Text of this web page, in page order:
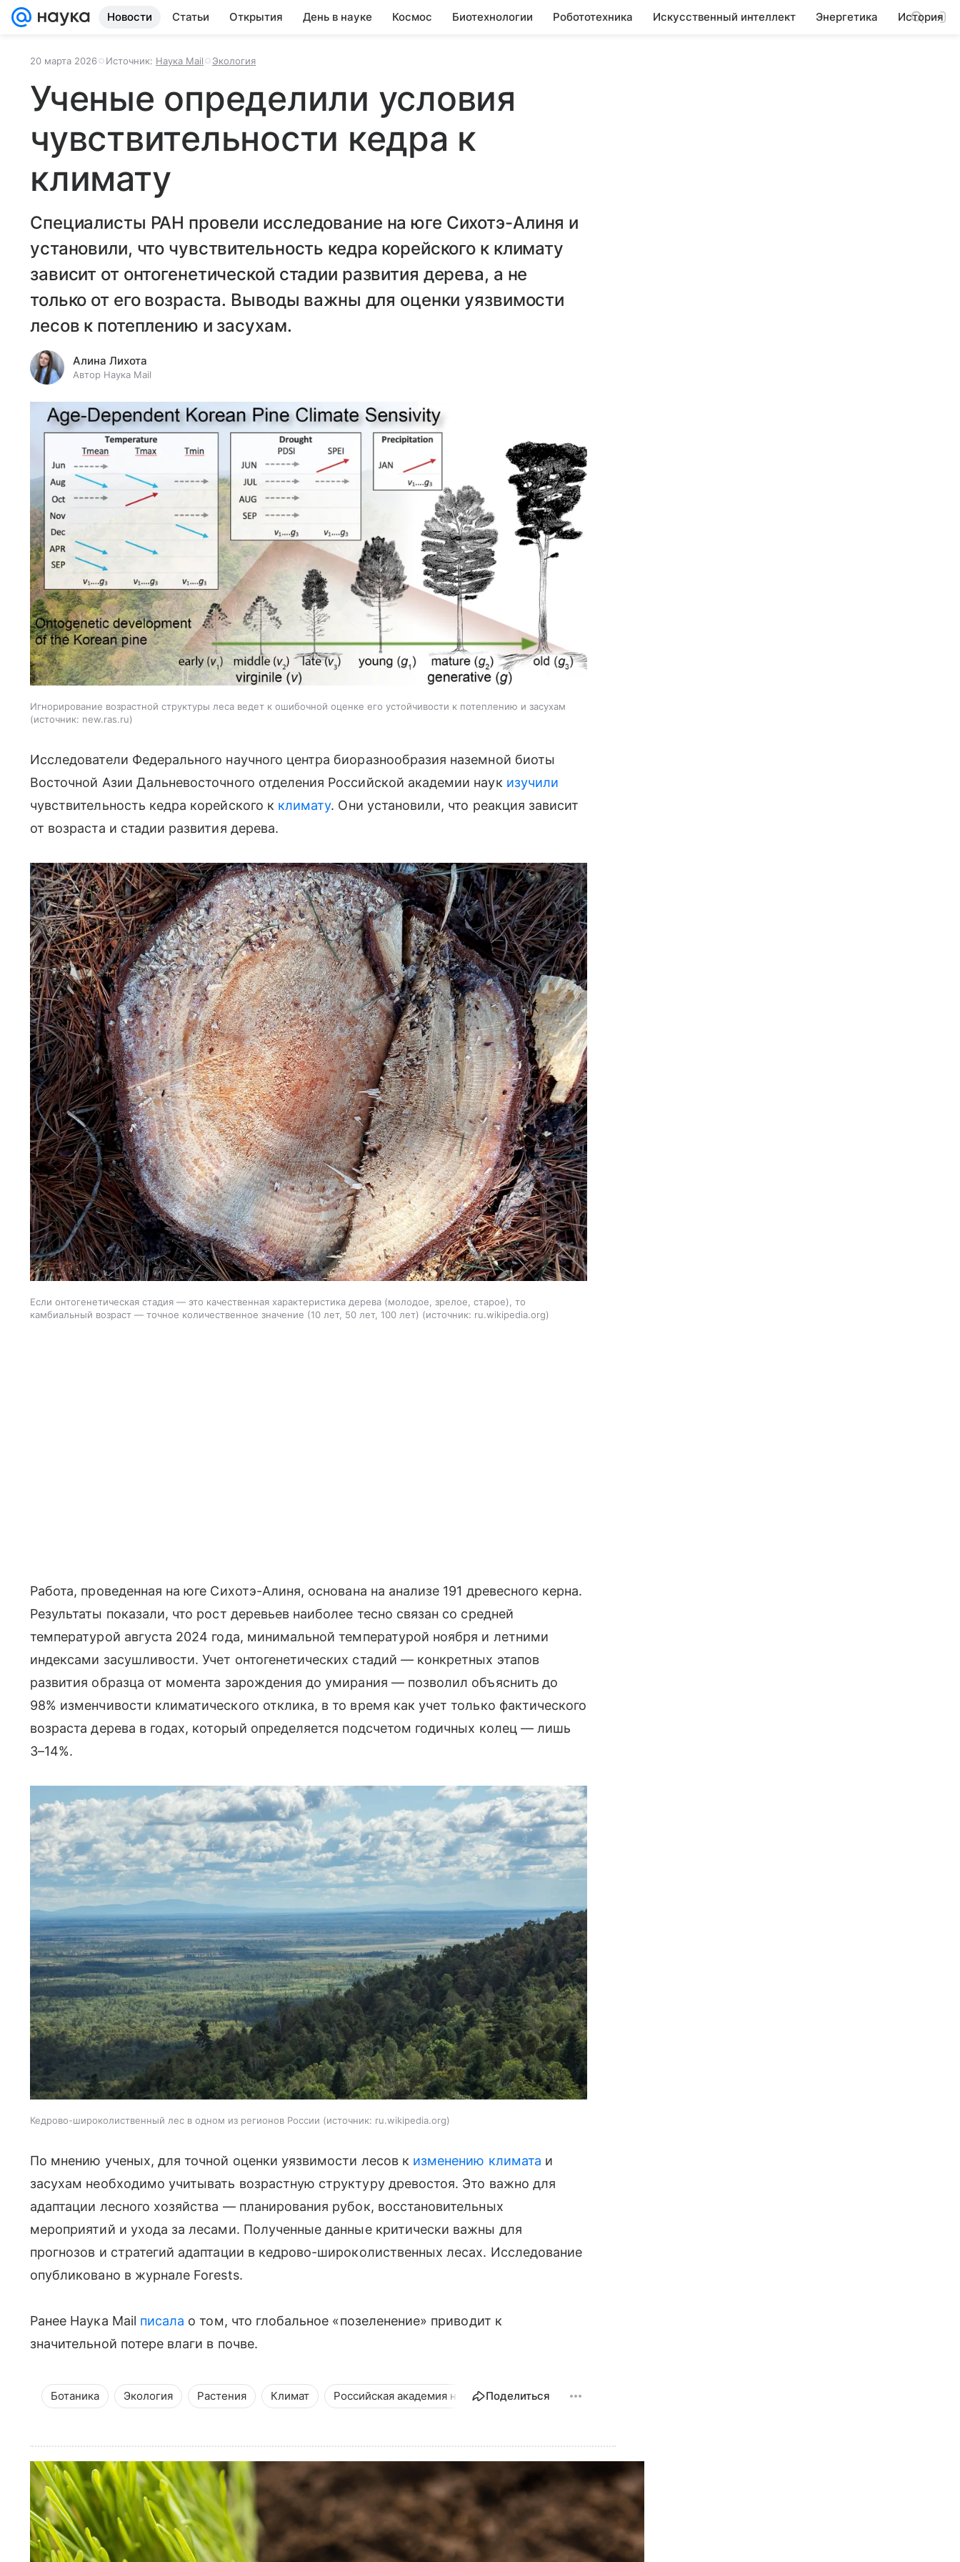
Новости Статьи Открытия День в науке Космос Биотехнологии Робототехника Искусственный интеллект Энергетика История
20 марта 2026 Источник: Наука Mail Экология
Ученые определили условия
чувствительности кедра к
климату
Специалисты РАН провели исследование на юге Сихотэ-Алиня и
установили, что чувствительность кедра корейского к климату
зависит от онтогенетической стадии развития дерева, а не
только от его возраста. Выводы важны для оценки уязвимости
лесов к потеплению и засухам.
Алина Лихота
Автор Наука Mail
Игнорирование возрастной структуры леса ведет к ошибочной оценке его устойчивости к потеплению и засухам
источник: new.ras.ru
Исследователи Федерального научного центра биоразнообразия наземной биоты
Восточной Азии Дальневосточного отделения Российской академии наук изучили
чувствительность кедра корейского к климату. Они установили, что реакция зависит
от возраста и стадии развития дерева.
Если онтогенетическая стадия — это качественная характеристика дерева (молодое, зрелое, старое), то
камбиальный возраст — точное количественное значение (10 лет, 50 лет, 100 лет)
источник: ru.wikipedia.org
Работа, проведенная на юге Сихотэ-Алиня, основана на анализе 191 древесного керна.
Результаты показали, что рост деревьев наиболее тесно связан со средней
температурой августа 2024 года, минимальной температурой ноября и летними
индексами засушливости. Учет онтогенетических стадий — конкретных этапов
развития образца от момента зарождения до умирания — позволил объяснить до
98% изменчивости климатического отклика, в то время как учет только фактического
возраста дерева в годах, который определяется подсчетом годичных колец — лишь
3–14%.
Кедрово-широколиственный лес в одном из регионов России источник: ru.wikipedia.org
По мнению ученых, для точной оценки уязвимости лесов к изменению климата и
засухам необходимо учитывать возрастную структуру древостоя. Это важно для
адаптации лесного хозяйства — планирования рубок, восстановительных
мероприятий и ухода за лесами. Полученные данные критически важны для
прогнозов и стратегий адаптации в кедрово-широколиственных лесах. Исследование
опубликовано в журнале Forests.
Ранее Наука Mail писала о том, что глобальное «позеленение» приводит к
значительной потере влаги в почве.
Ботаника Экология Растения Климат Российская академия наук Поделиться